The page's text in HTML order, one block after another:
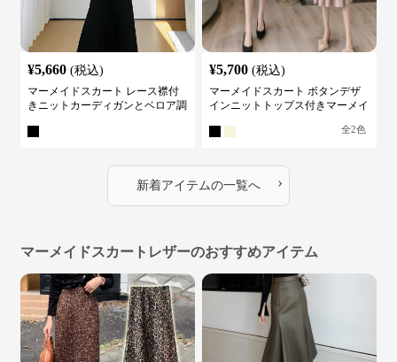
¥5,660 (税込)
マーメイドスカート レース襟付
きニットカーディガンとベロア調
¥5,700 (税込)
マーメイドスカート ボタンデザ
インニットトップス付きマーメイ
全2色
新着アイテムの一覧へ ›
マーメイドスカートレザーのおすすめアイテム